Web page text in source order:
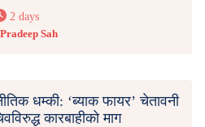
2 days
Pradeep Sah
धम्की: ‘ब्याक फायर’ चेतावनी
कारबाहीको माग